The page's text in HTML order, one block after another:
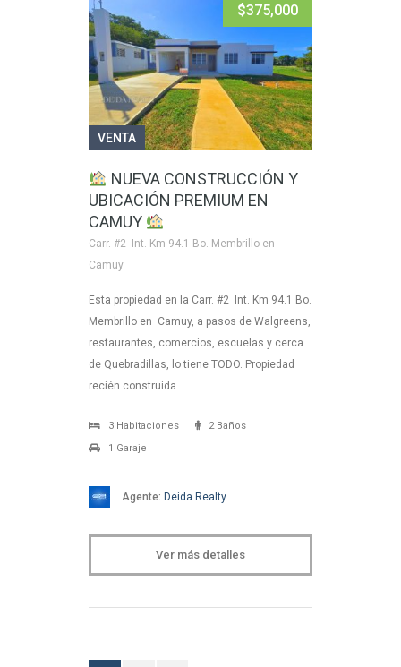
VENTA
$375,000
NUEVA CONSTRUCCIÓN Y
UBICACIÓN PREMIUM EN
CAMUY
Carr. #2 Int. Km 94.1 Bo. Membrillo en
Camuy
Esta propiedad en la Carr. #2 Int. Km 94.1 Bo.
Membrillo en Camuy, a pasos de Walgreens,
restaurantes, comercios, escuelas y cerca
de Quebradillas, lo tiene TODO. Propiedad
recién construida …
3 Habitaciones
2 Baños
1 Garaje
Agente: Deida Realty
Ver más detalles